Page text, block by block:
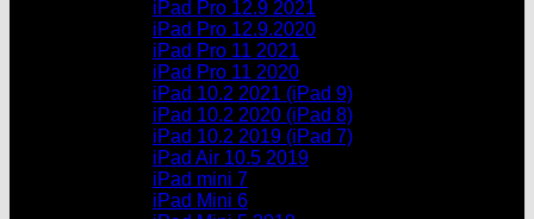
iPad Pro 12.9 2021
iPad Pro 12.9.2020
iPad Pro 11 2021
iPad Pro 11 2020
iPad 10.2 2021 (iPad 9)
iPad 10.2 2020 (iPad 8)
iPad 10.2 2019 (iPad 7)
iPad Air 10.5 2019
iPad mini 7
iPad Mini 6